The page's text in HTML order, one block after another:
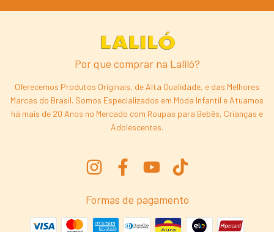
Por que comprar na Laliló?
Oferecemos Produtos Originais, de Alta Qualidade, e das Melhores
Marcas do Brasil. Somos Especializados em Moda Infantil e Atuamos
há mais de 20 Anos no Mercado com Roupas para Bebês, Crianças e
Adolescentes.
Formas de pagamento